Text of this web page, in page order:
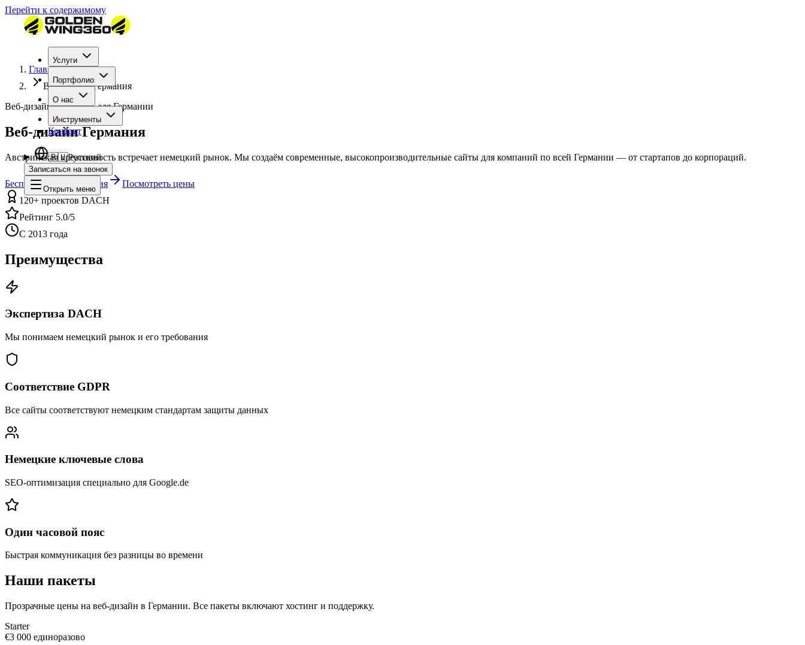
Перейти к содержимому
Услуги
Портфолио
О нас
Инструменты
Контакт
🇷🇺Русский
Записаться на звонок
Открыть меню
Главная
Веб-дизайн Германия
Веб-дизайн агентство для Германии
Веб-дизайн Германия
Австрийская креативность встречает немецкий рынок. Мы создаём современные, высокопроизводительные сайты для компаний по всей Германии — от стартапов до корпораций.
Бесплатная консультация
Посмотреть цены
120+ проектов DACH
Рейтинг 5.0/5
С 2013 года
Преимущества
Экспертиза DACH
Мы понимаем немецкий рынок и его требования
Соответствие GDPR
Все сайты соответствуют немецким стандартам защиты данных
Немецкие ключевые слова
SEO-оптимизация специально для Google.de
Один часовой пояс
Быстрая коммуникация без разницы во времени
Наши пакеты
Прозрачные цены на веб-дизайн в Германии. Все пакеты включают хостинг и поддержку.
Starter
€3 000 единоразово